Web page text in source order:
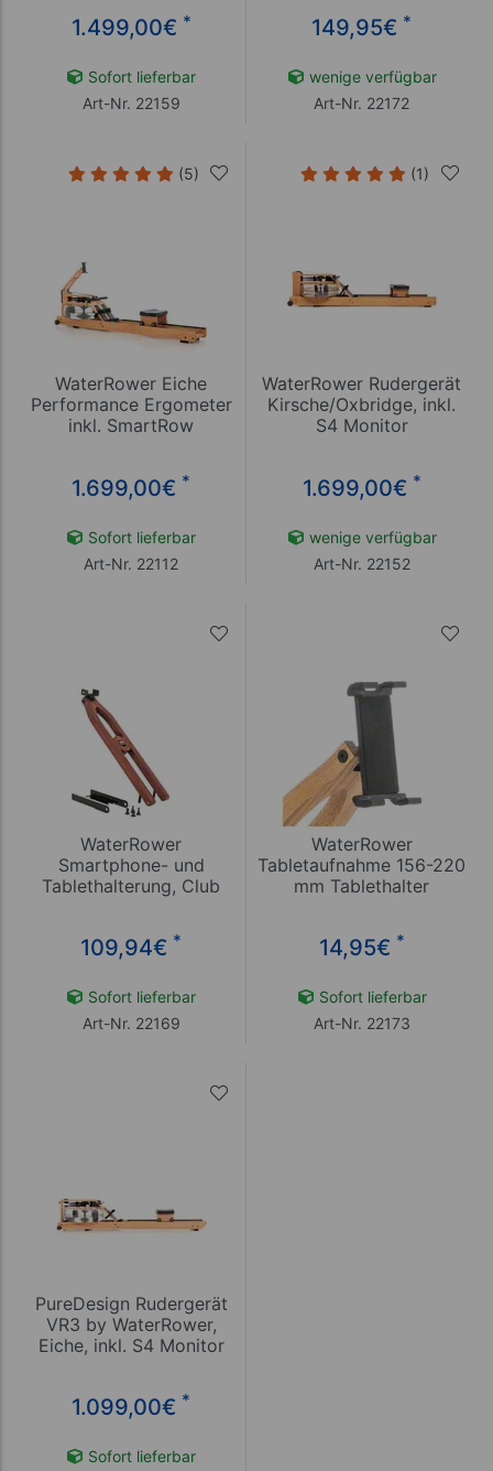
1.499,00€ *
Sofort lieferbar
Art-Nr. 22159
149,95€ *
wenige verfügbar
Art-Nr. 22172
(5)
WaterRower Eiche
Performance Ergometer
inkl. SmartRow
1.699,00€ *
Sofort lieferbar
Art-Nr. 22112
(1)
WaterRower Rudergerät
Kirsche/Oxbridge, inkl.
S4 Monitor
1.699,00€ *
wenige verfügbar
Art-Nr. 22152
WaterRower
Smartphone- und
Tablethalterung, Club
109,94€ *
Sofort lieferbar
Art-Nr. 22169
WaterRower
Tabletaufnahme 156-220
mm Tablethalter
14,95€ *
Sofort lieferbar
Art-Nr. 22173
PureDesign Rudergerät
VR3 by WaterRower,
Eiche, inkl. S4 Monitor
1.099,00€ *
Sofort lieferbar